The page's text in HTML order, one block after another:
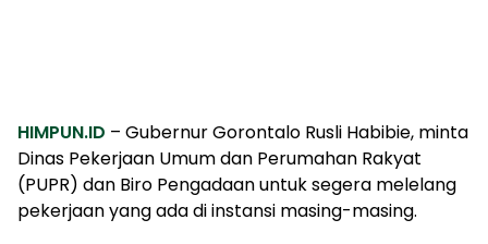
HIMPUN.ID – Gubernur Gorontalo Rusli Habibie, minta
Dinas Pekerjaan Umum dan Perumahan Rakyat
(PUPR) dan Biro Pengadaan untuk segera melelang
pekerjaan yang ada di instansi masing-masing.